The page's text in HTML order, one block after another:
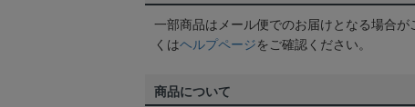
一部商品はメール便でのお届けとなる場合が
くはヘルプページをご確認ください。
商品について